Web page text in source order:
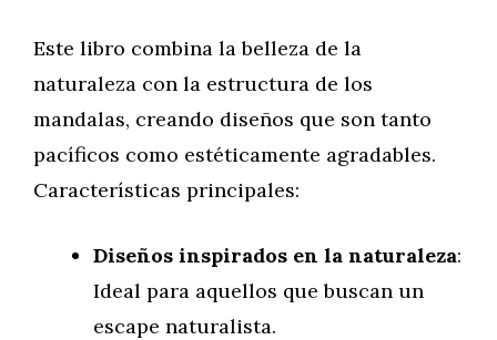
Este libro combina la belleza de la
naturaleza con la estructura de los
mandalas, creando diseños que son tanto
pacíficos como estéticamente agradables.
Características principales:
Diseños inspirados en la naturaleza:
Ideal para aquellos que buscan un
escape naturalista.